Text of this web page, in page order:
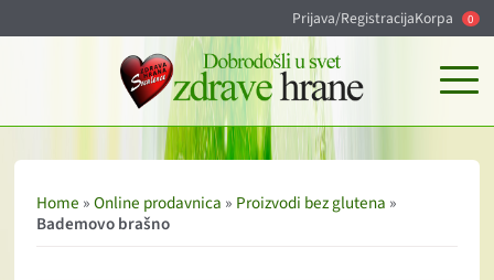
Prijava/RegistracijaKorpa 0
Home »Online prodavnica » Proizvodi bez glutena »
Bademovo brašno